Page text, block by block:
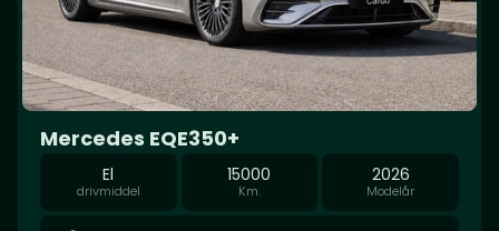
Mercedes EQE350+
El
drivmiddel
15000
Km.
2026
Modelår